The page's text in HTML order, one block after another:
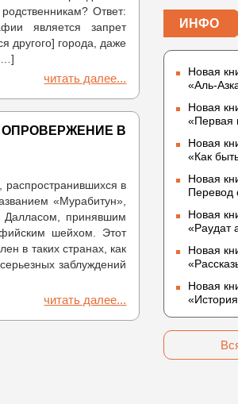
Ответ:
является запрет
другого] города, даже
читать далее...
ОПРОВЕРЖЕНИЕ В
в
«Мурабитун»,
Далласом, принявшим
шейхом. Этот
в таких странах, как
заблуждений
читать далее...
ИНФО
Новая
«Аль-
Новая
«Первая
Новая
«Как
Новая
Перевод
Новая
«Раудат
Новая
Новая